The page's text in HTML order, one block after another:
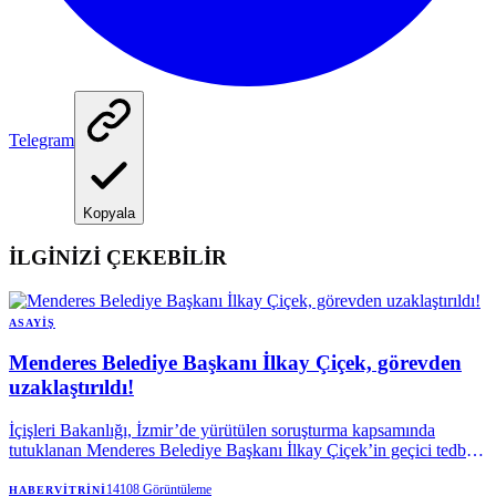
Telegram
Kopyala
İLGİNİZİ ÇEKEBİLİR
ASAYIŞ
Menderes Belediye Başkanı İlkay Çiçek, görevden
uzaklaştırıldı!
İçişleri Bakanlığı, İzmir’de yürütülen soruşturma kapsamında
tutuklanan Menderes Belediye Başkanı İlkay Çiçek’in geçici tedbir
HABERVITRINI14108 Görüntüleme